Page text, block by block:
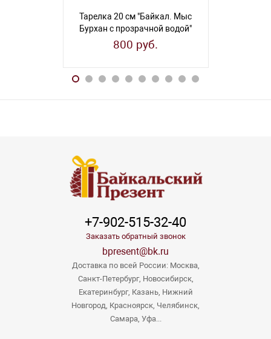
Тарелка 20 см "Байкал. Мыс
Бурхан с прозрачной водой"
800 руб.
+7-902-515-32-40
Заказать обратный звонок
bpresent@bk.ru
Доставка по всей России: Москва,
Санкт-Петербург, Новосибирск,
Екатеринбург, Казань, Нижний
Новгород, Красноярск, Челябинск,
Самара, Уфа...